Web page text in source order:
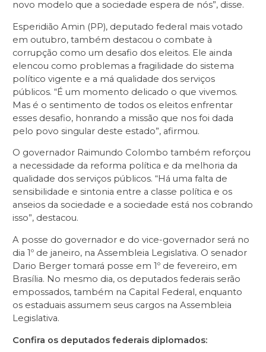
novo modelo que a sociedade espera de nós”, disse.
Esperidião Amin (PP), deputado federal mais votado
em outubro, também destacou o combate à
corrupção como um desafio dos eleitos. Ele ainda
elencou como problemas a fragilidade do sistema
político vigente e a má qualidade dos serviços
públicos. “É um momento delicado o que vivemos.
Mas é o sentimento de todos os eleitos enfrentar
esses desafio, honrando a missão que nos foi dada
pelo povo singular deste estado”, afirmou.
O governador Raimundo Colombo também reforçou
a necessidade da reforma política e da melhoria da
qualidade dos serviços públicos. “Há uma falta de
sensibilidade e sintonia entre a classe política e os
anseios da sociedade e a sociedade está nos cobrando
isso”, destacou.
A posse do governador e do vice-governador será no
dia 1º de janeiro, na Assembleia Legislativa. O senador
Dario Berger tomará posse em 1º de fevereiro, em
Brasília. No mesmo dia, os deputados federais serão
empossados, também na Capital Federal, enquanto
os estaduais assumem seus cargos na Assembleia
Legislativa.
Confira os deputados federais diplomados: